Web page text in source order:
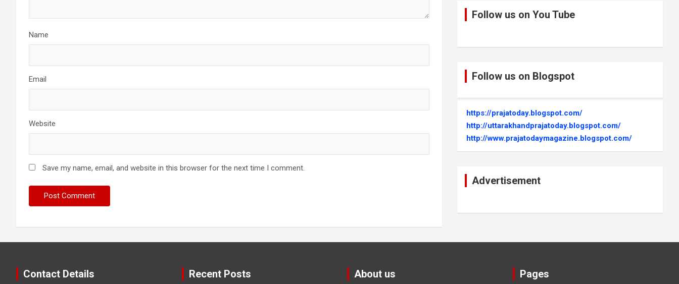
Name
Email
Website
Save my name, email, and website in this browser for the next time I comment.
Follow us on You Tube
Follow us on Blogspot
https://prajatoday.blogspot.com/
http://uttarakhandprajatoday.blogspot.com/
http://www.prajatodaymagazine.blogspot.com/
Advertisement
Contact Details Recent Posts About us Pages